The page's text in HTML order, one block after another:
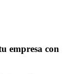
empresa con